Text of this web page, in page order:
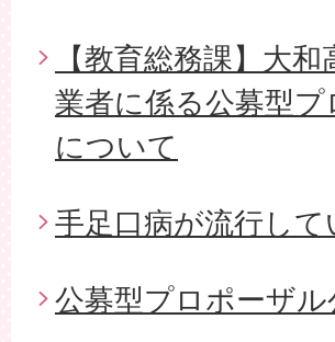
【教育総務課】大
業者に係る公募型
について
手足口病が流行して
公募型プロポーザル